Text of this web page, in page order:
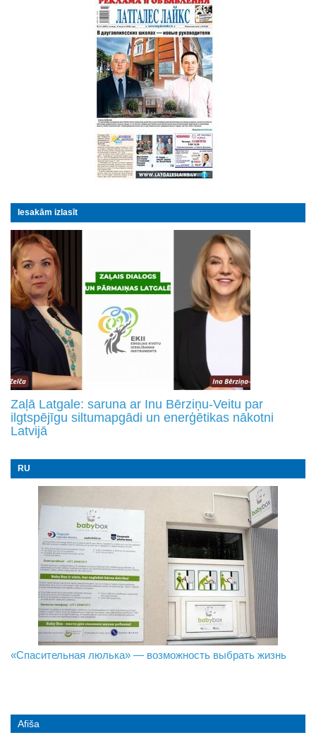
Iesakām izlasīt
Zaļā Latgale: saruna ar Inu Bērziņu-Veitu par
ilgtspējīgu siltumapgādi un enerģētikas nākotni
Latvijā
RU
В Даугавпилсе определили сильнейших в пляжном
«Спасительная люлька» — возможность выбрать жизнь
Новое поколение пограничников: Даугавпилсское
Afiša